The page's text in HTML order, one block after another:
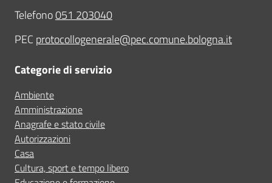
Telefono051 203040
PEC protocollogenerale@pec.comune.bologna.it
Categorie di servizio
Ambiente
Amministrazione
Anagrafe e stato civile
Autorizzazioni
Casa
Cultura, sport e tempo libero